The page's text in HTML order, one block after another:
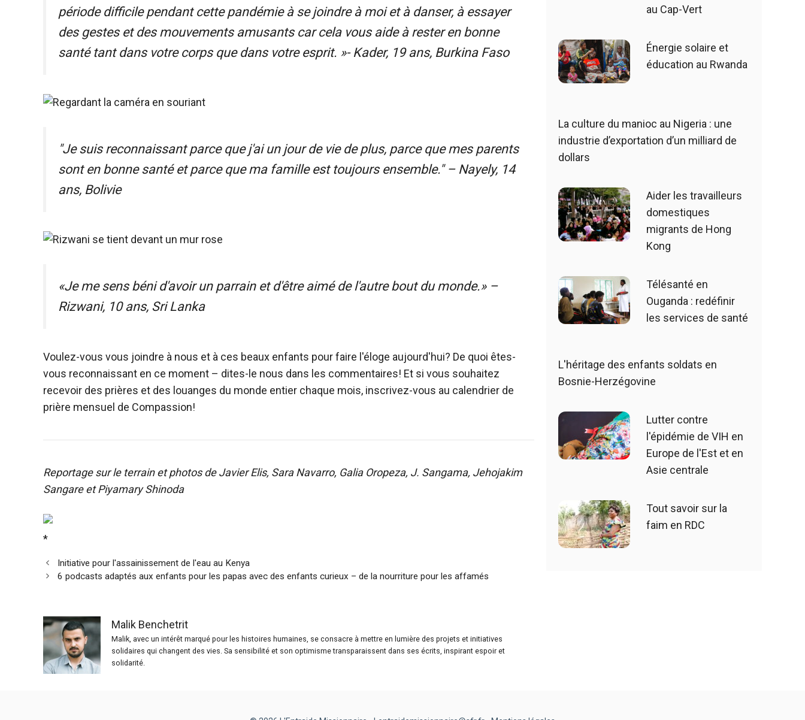
période difficile pendant cette pandémie à se joindre à moi et à danser, à essayer
des gestes et des mouvements amusants car cela vous aide à rester en bonne
santé tant dans votre corps que dans votre esprit. »- Kader, 19 ans, Burkina Faso
"Je suis reconnaissant parce que j'ai un jour de vie de plus, parce que mes parents
sont en bonne santé et parce que ma famille est toujours ensemble." – Nayely, 14
ans, Bolivie
«Je me sens béni d'avoir un parrain et d'être aimé de l'autre bout du monde.» –
Rizwani, 10 ans, Sri Lanka
Voulez-vous vous joindre à nous et à ces beaux enfants pour faire l'éloge aujourd'hui? De quoi êtes-
vous reconnaissant en ce moment – dites-le nous dans les commentaires! Et si vous souhaitez
recevoir des prières et des louanges du monde entier chaque mois, inscrivez-vous au calendrier de
prière mensuel de Compassion!
Reportage sur le terrain et photos de Javier Elis, Sara Navarro, Galia Oropeza, J. Sangama, Jehojakim
Sangare et Piyamary Shinoda
*
Initiative pour l'assainissement de l'eau au Kenya
6 podcasts adaptés aux enfants pour les papas avec des enfants curieux – de la nourriture pour les affamés
Malik Benchetrit
Malik, avec un intérêt marqué pour les histoires humaines, se consacre à mettre en lumière des projets et initiatives
solidaires qui changent des vies. Sa sensibilité et son optimisme transparaissent dans ses écrits, inspirant espoir et
solidarité.
au Cap-Vert
Énergie solaire et
éducation au Rwanda
La culture du manioc au Nigeria : une
industrie d’exportation d’un milliard de
dollars
Aider les travailleurs
domestiques
migrants de Hong
Kong
Télésanté en
Ouganda : redéfinir
les services de santé
L'héritage des enfants soldats en
Bosnie-Herzégovine
Lutter contre
l'épidémie de VIH en
Europe de l'Est et en
Asie centrale
Tout savoir sur la
faim en RDC